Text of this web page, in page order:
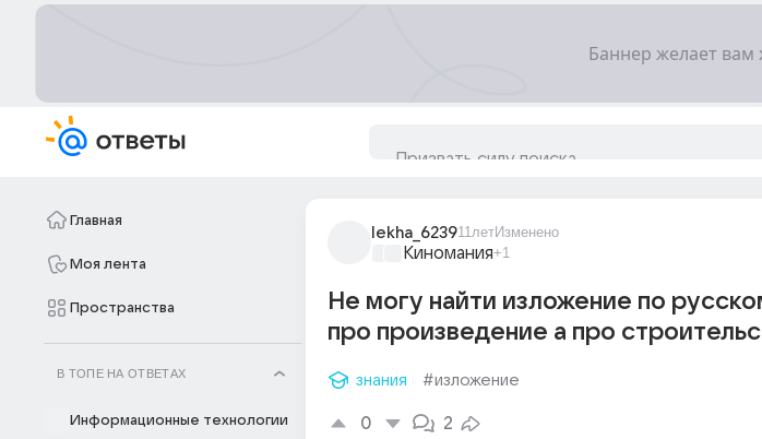
Главная
Моя лента
Пространства
В ТОПЕ НА ОТВЕТАХ
Информационные технологии
lekha_623911летИзменено
Киномания+1
Не могу найти изложение по
про произведение а про
знания #изложение
0 2